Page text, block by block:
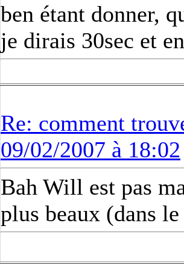
ben étant donner,
je dirais 30sec et
Re: comment
09/02/2007 à 18:02
Bah Will est pas
plus beaux (dans